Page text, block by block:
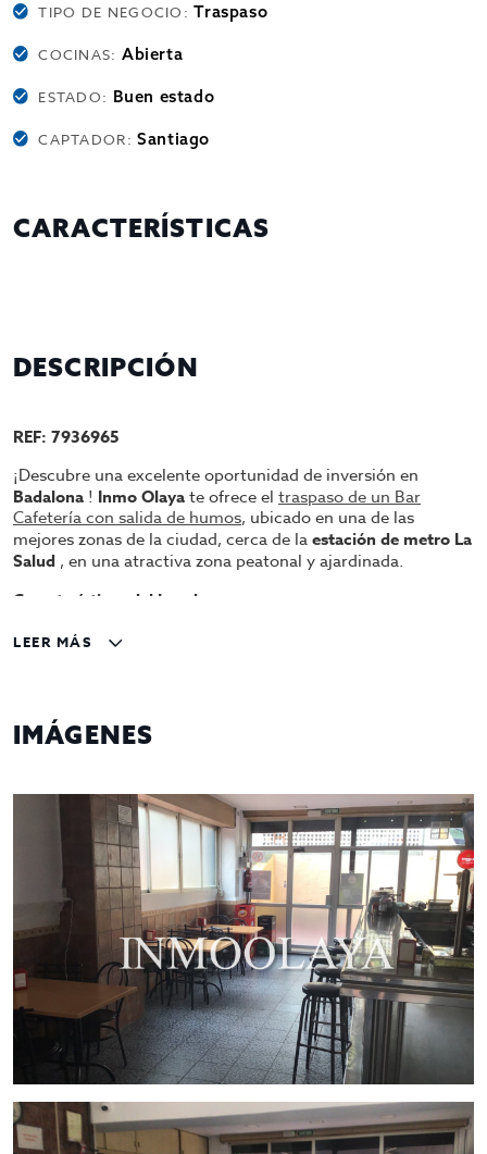
TIPO DE NEGOCIO:Traspaso
COCINAS: Abierta
ESTADO: Buen estado
CAPTADOR:Santiago
CARACTERÍSTICAS
DESCRIPCIÓN
REF: 7936965
¡Descubre una excelente oportunidad de inversión en
Badalona ! Inmo Olayate ofrece el traspaso de un Bar
Cafetería con salida de humos, ubicado en una de las
mejores zonas de la ciudad, cerca de laestación de metro La
Salud , en una atractiva zona peatonal y ajardinada.
Características del Local:
Dos terrazas exteriores
acogedor, perfecto para que los clientes disfruten
de su café o comida al aire libre.
inoxidable, completamente equipada con cafetera
profesional, surtidores de cerveza y expositor
refrigerado, asegurando unservicio eficientey de
calidad.
Cocina semi abierta: Diseñada para optimizar la
comunicación entre la sala y la barra, además de
contar con una excelentesalida de humos, ideal
para quienes deseen ofrecer un menú variado.
Zonas operativas bien definidas: Espacios para
obrador, pica y cuarto frío, estratégicamente
distribuidos para maximizar la funcionalidad.
Licencia para máquinas recreativas: El local
también dispone de dos lavabos y tiene licencia
para dos máquinas recreativas, lo que lo convierte
LEER MÁS
IMÁGENES